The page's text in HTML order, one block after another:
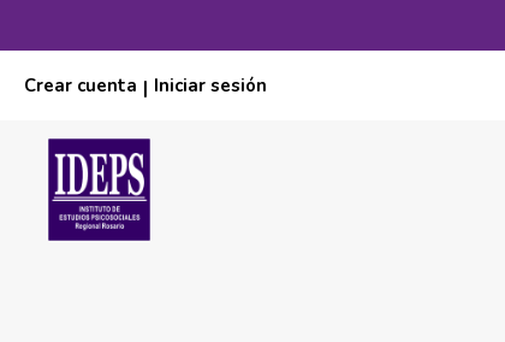
Crear cuenta | Iniciar sesión